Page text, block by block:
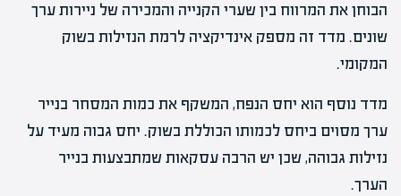
הבוחן את המרווח בין שערי הקנייה והמכירה של ניירות ערך
שונים. מדד זה מספק אינדיקציה לרמת הנזילות בשוק
המקומי.
מדד נוסף הוא יחס הנפח, המשקף את כמות המסחר בנייר
ערך מסוים ביחס לכמותו הכוללת בשוק. יחס גבוה מעיד על
נזילות גבוהה, שכן יש הרבה עסקאות שמתבצעות בנייר
הערך.